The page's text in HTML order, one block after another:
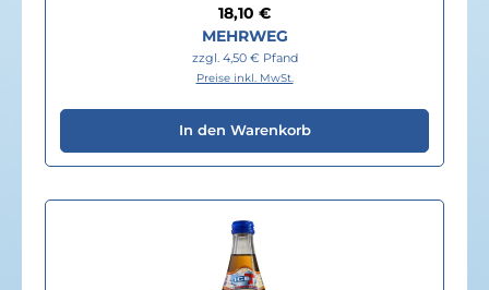
Regulärer Preis:
18,10 €
MEHRWEG
zzgl. 4,50 € Pfand
Preise inkl. MwSt.
In den Warenkorb